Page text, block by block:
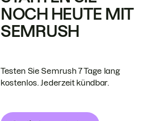
NOCH HEUTE MIT
SEMRUSH
Testen Sie Semrush 7 Tage lang
kostenlos. Jederzeit kündbar.